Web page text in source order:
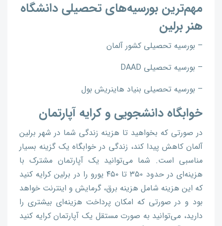
مهم‌ترین بورسیه‌های تحصیلی دانشگاه
هنر برلین
– بورسیه تحصیلی کشور آلمان
– بورسیه تحصیلی DAAD
– بورسیه تحصیلی بنیاد هاینریش بول
خوابگاه دانشجویی و کرایه آپارتمان
در صورتی که بخواهید تا هزینه زندگی شما در شهر برلین
آلمان کاهش پیدا کند، زندگی در خوابگاه یک گزینه بسیار
مناسبی است. شما می‌توانید یک آپارتمان مشترک با
هزینه‌ای در حدود ۳۵۰ تا ۴۵۰ یورو را در برلین کرایه کنید
که این هزینه شامل هزینه برق، گرمایش و اینترنت خواهد
بود و در صورتی که امکان پرداخت هزینه‌ای بیشتری را
دارید، می‌توانید به صورت مستقل یک آپارتمان کرایه کنید